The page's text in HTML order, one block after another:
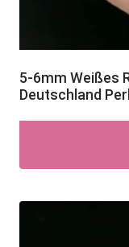
5-6mm Weißes
Deutschland